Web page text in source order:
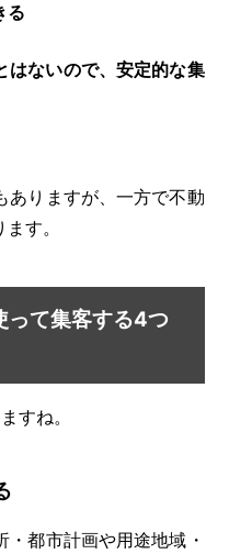
る
はないので、安定的な集
ありますが、一方で不動
す。
って集客する4つ
すね。
都市計画や用途地域・